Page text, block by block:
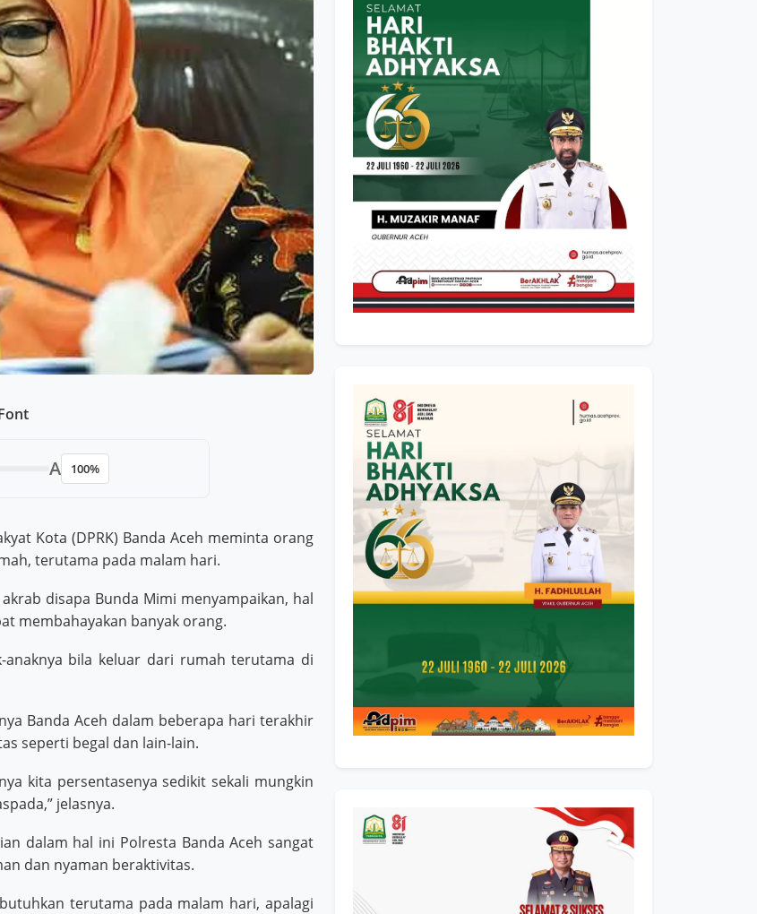
A 100%
Kota (DPRK) Banda Aceh meminta orang
terutama pada malam hari.
disapa Bunda Mimi menyampaikan, hal
membahayakan banyak orang.
bila keluar dari rumah terutama di
Banda Aceh dalam beberapa hari terakhir
seperti begal dan lain-lain.
kita persentasenya sedikit sekali mungkin
jelasnya.
dalam hal ini Polresta Banda Aceh sangat
dan nyaman beraktivitas.
terutama pada malam hari, apalagi